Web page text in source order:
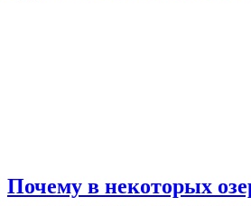
Почему в некоторых